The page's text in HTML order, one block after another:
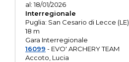
al: 18/01/2026
Interregionale
Puglia: San Cesario di Lecce (LE)
18 m
Gara Interregionale
16099 - EVO' ARCHERY TEAM
Accoto, Lucia